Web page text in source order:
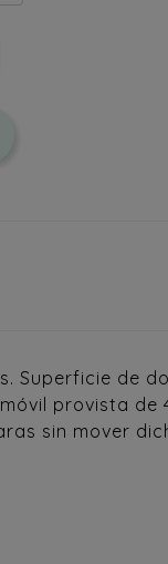
Superficie de
provista de
sin mover